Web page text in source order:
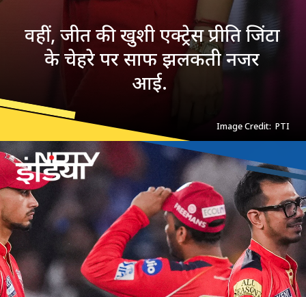
वहीं, जीत की खुशी एक्ट्रेस प्रीति जिंटा
के चेहरे पर साफ झलकती नजर
आई.
Image Credit: PTI